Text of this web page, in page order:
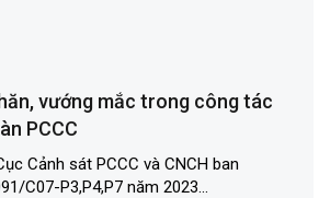
vướng mắc trong công tác
PCCC
Cảnh sát PCCC và CNCH ban
C07-P3,P4,P7 năm 2023...